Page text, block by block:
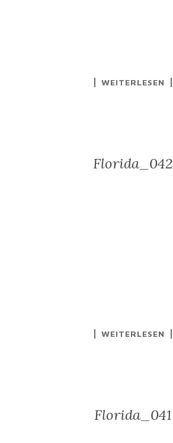
WEITERLESEN
Florida_042
WEITERLESEN
Florida_041